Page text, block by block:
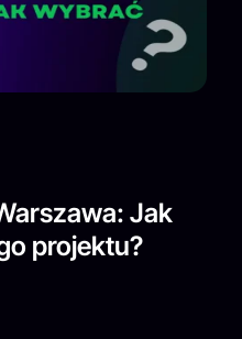
Jak
projektu?